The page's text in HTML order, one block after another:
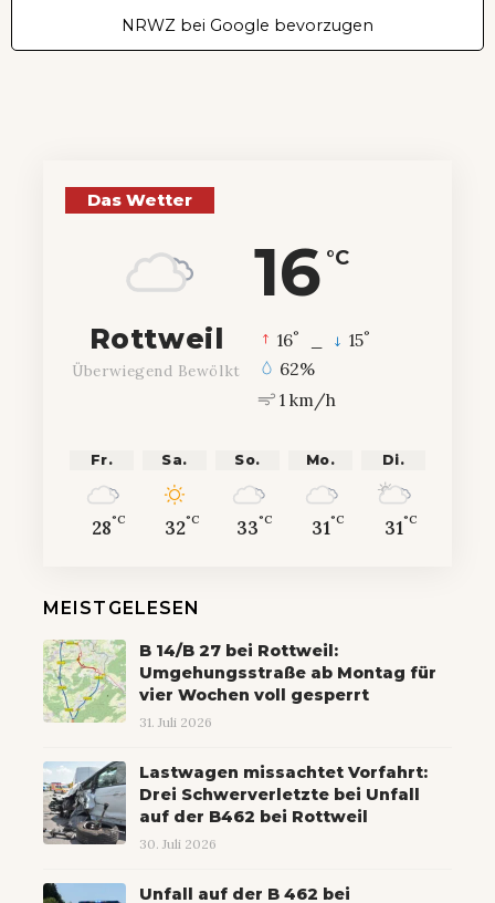
NRWZ bei Google bevorzugen
Das Wetter
16 °C
Rottweil
Überwiegend Bewölkt
16° 15°
62%
1 km/h
Fr.
28°C
Sa.
32°C
So.
33°C
Mo.
31°C
Di.
31°C
MEISTGELESEN
B 14/B 27 bei Rottweil:
Umgehungsstraße ab Montag für
vier Wochen voll gesperrt
31. Juli 2026
Lastwagen missachtet Vorfahrt:
Drei Schwerverletzte bei Unfall
auf der B462 bei Rottweil
30. Juli 2026
Unfall auf der B 462 bei